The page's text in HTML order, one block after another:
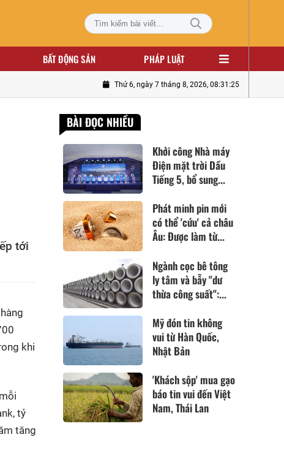
BẤT ĐỘNG SẢN PHÁP LUẬT
Thứ 6, ngày 7 tháng 8, 2026, 08:31:26
tới
khi
tỷ
tăng
BÀI ĐỌC NHIỀU
Khởi công Nhà máy
Điện mặt trời Dầu
Tiếng 5, bổ sung...
Phát minh pin mới
có thể 'cứu' cả châu
Âu: Được làm từ...
Ngành cọc bê tông
ly tâm và bẫy "dư
thừa công suất":...
Mỹ đón tin không
vui từ Hàn Quốc,
Nhật Bản
'Khách sộp' mua gạo
báo tin vui đến Việt
Nam, Thái Lan